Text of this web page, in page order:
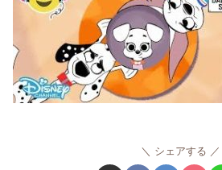
シェアする